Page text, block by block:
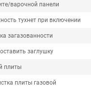
варочной панели
тухнет при включении
загазованности
заглушку
плиты
плиты газовой